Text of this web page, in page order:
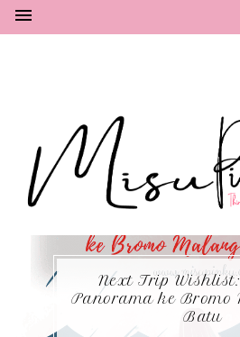
Next Trip
Panorama ke
Batu